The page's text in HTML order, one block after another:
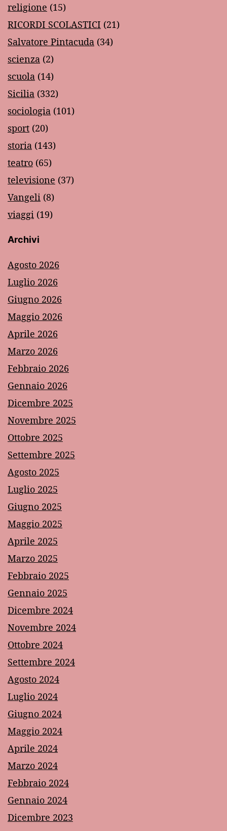
religione (15)
RICORDI SCOLASTICI (21)
Salvatore Pintacuda (34)
scienza (2)
scuola (14)
Sicilia (332)
sociologia (101)
sport (20)
storia (143)
teatro (65)
televisione (37)
Vangeli (8)
viaggi (19)
Archivi
Agosto 2026
Luglio 2026
Giugno 2026
Maggio 2026
Aprile 2026
Marzo 2026
Febbraio 2026
Gennaio 2026
Dicembre 2025
Novembre 2025
Ottobre 2025
Settembre 2025
Agosto 2025
Luglio 2025
Giugno 2025
Maggio 2025
Aprile 2025
Marzo 2025
Febbraio 2025
Gennaio 2025
Dicembre 2024
Novembre 2024
Ottobre 2024
Settembre 2024
Agosto 2024
Luglio 2024
Giugno 2024
Maggio 2024
Aprile 2024
Marzo 2024
Febbraio 2024
Gennaio 2024
Dicembre 2023